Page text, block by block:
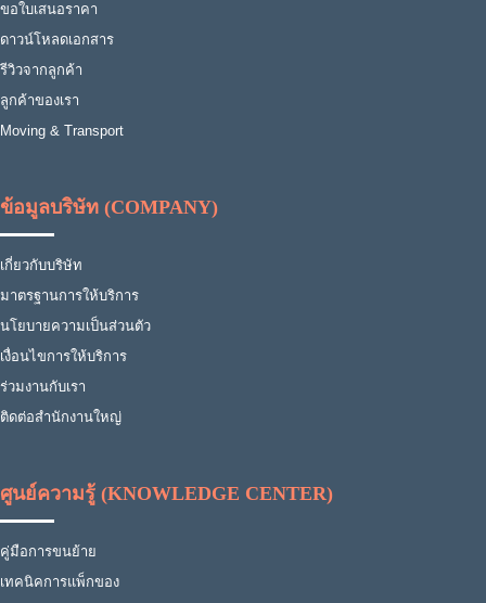
ขอใบเสนอราคา
ดาวน์โหลดเอกสาร
รีวิวจากลูกค้า
ลูกค้าของเรา
Moving & Transport
ข้อมูลบริษัท (COMPANY)
เกี่ยวกับบริษัท
มาตรฐานการให้บริการ
นโยบายความเป็นส่วนตัว
เงื่อนไขการให้บริการ
ร่วมงานกับเรา
ติดต่อสำนักงานใหญ่
ศูนย์ความรู้ (KNOWLEDGE CENTER)
คู่มือการขนย้าย
เทคนิคการแพ็กของ